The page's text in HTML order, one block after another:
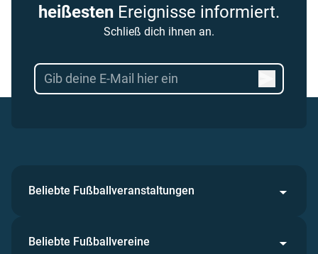
heißesten Ereignisse informiert.
Schließ dich ihnen an.
Beliebte Fußballveranstaltungen
Beliebte Fußballvereine